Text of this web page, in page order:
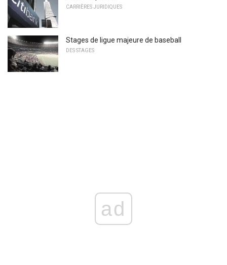
CARRIÈRES JURIDIQUES
Stages de ligue majeure de baseball
DES STAGES
ad